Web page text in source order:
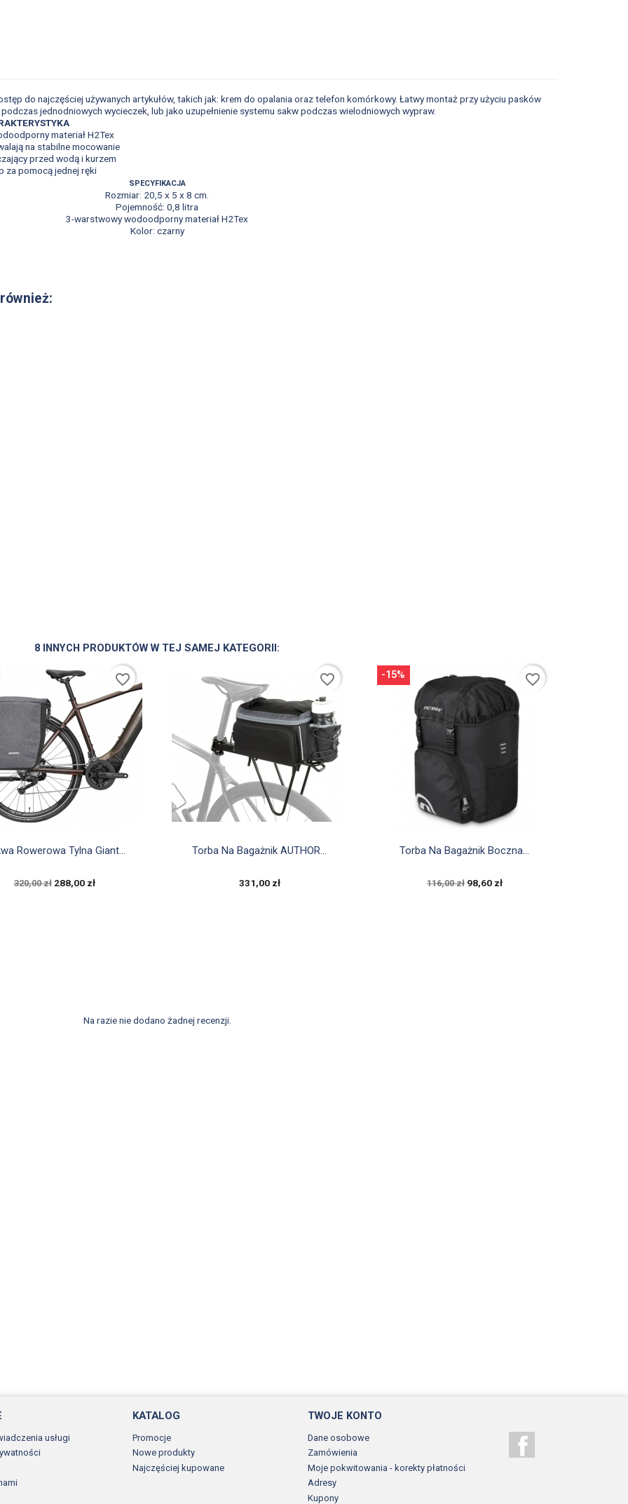
do najczęściej używanych artykułów, takich jak: krem do opalania oraz telefon komórkowy. Łatwy montaż przy użyciu pasków
jednodniowych wycieczek, lub jako uzupełnienie systemu sakw podczas wielodniowych wypraw.
materiał H2Tex
na stabilne mocowanie
przed wodą i kurzem
za pomocą jednej ręki
SPECYFIKACJA
Rozmiar: 20,5 x 5 x 8 cm.
Pojemność: 0,8 litra
3-warstwowy wodoodporny materiał H2Tex
Kolor: czarny
8 INNYCH PRODUKTÓW W TEJ SAMEJ KATEGORII:
Szybki podgląd
Rowerowa Tylna Giant...
320,00 zł 288,00 zł
favorite_border
Szybki podgląd
Torba Na Bagażnik AUTHOR...
331,00 zł
favorite_border
Szybki podgląd
Torba Na Bagażnik Boczna...
116,00 zł 98,60 zł
-15% favorite_border
Na razie nie dodano żadnej recenzji.
usługi
KATALOG
Promocje
Nowe produkty
Najczęściej kupowane
TWOJE KONTO
Dane osobowe
Zamówienia
Moje pokwitowania - korekty płatności
Adresy
Kupony